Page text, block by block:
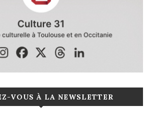
VOUS À LA NEWSLETTER